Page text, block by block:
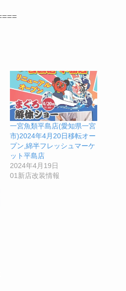
一宮魚類平島店(愛知県一宮
市)2024年4月20日移転オー
プン,綿半フレッシュマーケ
ット平島店
2024年4月19日
01新店改装情報